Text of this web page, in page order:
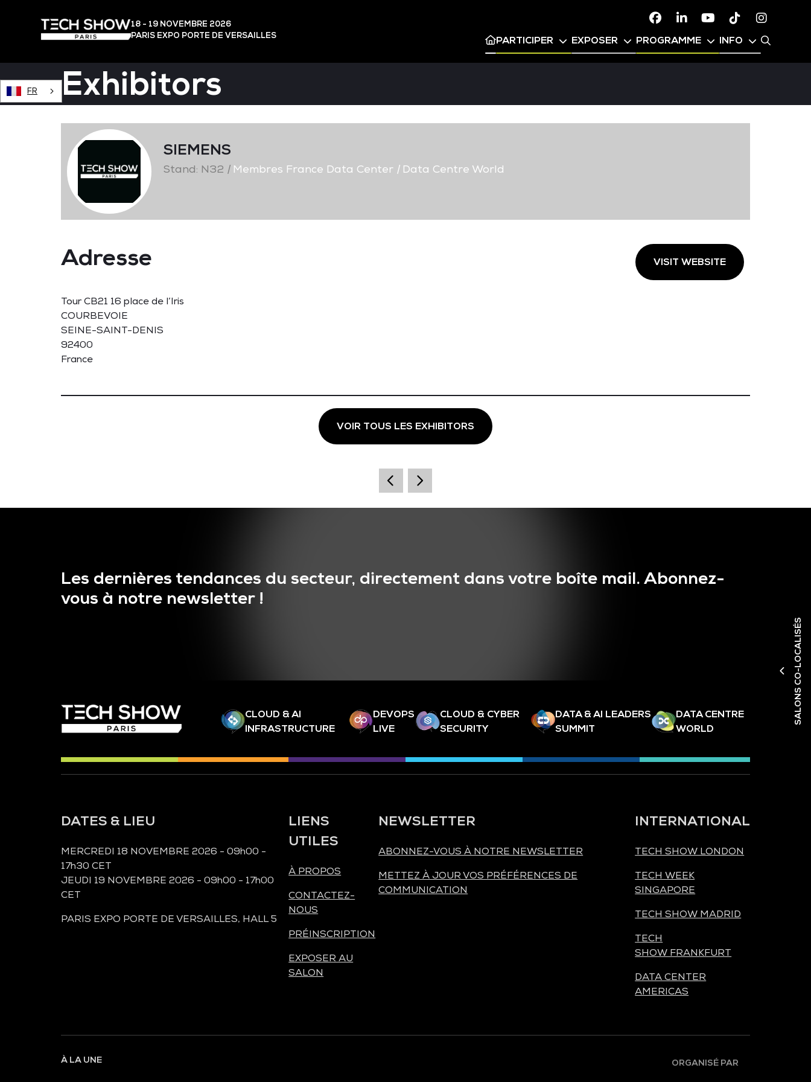
18 - 19 NOVEMBRE 2026
PARIS EXPO PORTE DE VERSAILLES
FacebookLinkedinYoutubeTikTok
PARTICIPER EXPOSER PROGRAMME INFO
FR
SALONS CO-LOCALISÉS
Exhibitors
SIEMENS
Stand: N32 |Membres France Data Center |Data Centre World
Adresse
Tour CB21 16 place de l’Iris
COURBEVOIE
SEINE-SAINT-DENIS
92400
France
VISIT WEBSITE
VOIR TOUS LES EXHIBITORS
Les dernières tendances du secteur, directement dans votre boîte mail. Abonnez-
vous à notre newsletter !
CLOUD & AI
INFRASTRUCTURE
DEVOPS
LIVE
CLOUD & CYBER
SECURITY
DATA & AI LEADERS
SUMMIT
DATA CENTRE
WORLD
DATES & LIEU
MERCREDI 18 NOVEMBRE 2026 - 09h00 -
17h30 CET
JEUDI 19 NOVEMBRE 2026 - 09h00 - 17h00
CET
PARIS EXPO PORTE DE VERSAILLES, HALL 5
LIENS
UTILES
À PROPOS
CONTACTEZ-
NOUS
PRÉINSCRIPTION
EXPOSER AU
SALON
NEWSLETTER
ABONNEZ-VOUS À NOTRE NEWSLETTER
METTEZ À JOUR VOS PRÉFÉRENCES DE
COMMUNICATION
INTERNATIONAL
TECH SHOW LONDON
TECH WEEK
SINGAPORE
TECH SHOW MADRID
TECH
SHOW FRANKFURT
DATA CENTER
AMERICAS
À LA UNE ORGANISÉ PAR